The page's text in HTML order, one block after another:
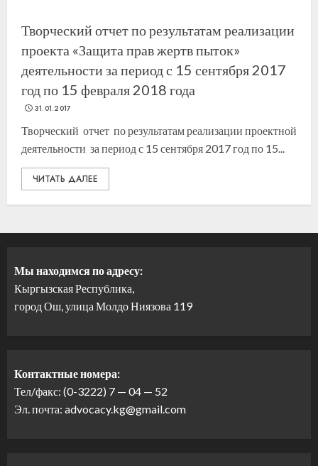
Творческий отчет по результатам реализации
проекта «Защита прав жертв пыток»
деятельности за период с 15 сентября 2017
год по 15 февраля 2018 года
31.01.2017
Творческий отчет по результатам реализации проектной
деятельности за период с 15 сентября 2017 год по 15...
ЧИТАТЬ ДАЛЕЕ
Мы находимся по адресу:
Кыргызская Республика,
город Ош, улица Молдо Ниязова 119
Контактные номера:
Тел/факс: (0-3222) 7 — 04 — 52
Эл. почта: advocacy.kg@gmail.com